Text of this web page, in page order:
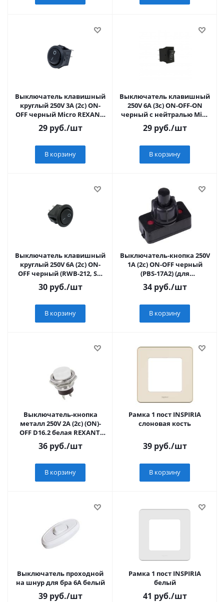
Выключатель клавишный
круглый 250V 3А (2с) ON-
OFF черный Micro REXANT,
36-2510
29руб./шт
В корзину
Выключатель клавишный
250V 6А (3с) ON-OFF-ON
черный с нейтралью Mini
REXANT
29руб./шт
В корзину
Выключатель клавишный
круглый 250V 6А (2с) ON-
OFF черный (RWB-212, SC-
214, MRS-102-8) (10/3
REXANT
30руб./шт
В корзину
Выключатель-кнопка 250V
1А (2с) ON-OFF черный
(PBS-17A2) (для
настольной лампы)
REXANT Индивидуал
34руб./шт
В корзину
Выключатель-кнопка
металл 250V 2А (2с) (ON)-
OFF D16.2 белая REXANT,
36-3355
36руб./шт
В корзину
Рамка 1 пост INSPIRIA
слоновая кость
39руб./шт
В корзину
Выключатель проходной
на шнур для бра 6А белый
39руб./шт
Рамка 1 пост INSPIRIA
белый
41 руб./шт